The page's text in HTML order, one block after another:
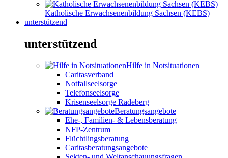
Katholische Erwachsenenbildung Sachsen (KEBS)
unterstützend
unterstützend
Hilfe in Notsituationen
Caritasverband
Notfallseelsorge
Telefonseelsorge
Krisenseelsorge Radeberg
Beratungsangebote
Ehe-, Familien- & Lebensberatung
NFP-Zentrum
Flüchtlingsberatung
Caritasberatungsangebote